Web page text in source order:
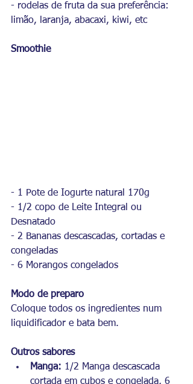
- rodelas de fruta da sua preferência:
limão, laranja, abacaxi, kiwi, etc
Smoothie
- 1 Pote de Iogurte natural 170g
- 1/2 copo de Leite Integral ou
Desnatado
- 2 Bananas descascadas, cortadas e
congeladas
- 6 Morangos congelados
Modo de preparo
Coloque todos os ingredientes num
liquidificador e bata bem.
Outros sabores
Manga: 1/2 Manga descascada
cortada em cubos e congelada, 6